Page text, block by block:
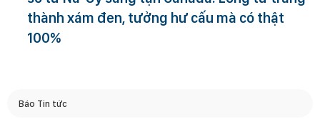
thành xám đen, tưởng hư cấu mà có thật
100%
Báo Tin tức